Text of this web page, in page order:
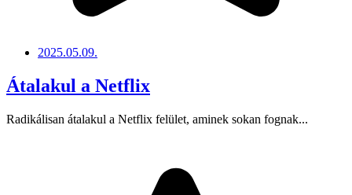
2025.05.09.
Átalakul a Netflix
Radikálisan átalakul a Netflix felület, aminek sokan fognak...